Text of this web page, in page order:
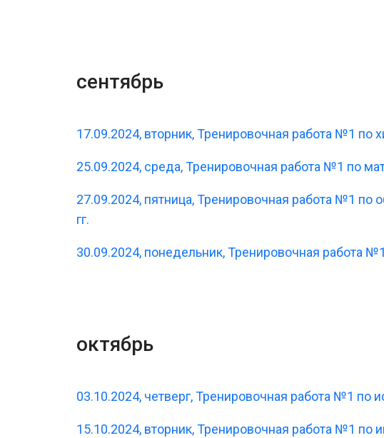
сентябрь
17.09.2024, вторник, Тренировочная работа №1 по
25.09.2024, среда, Тренировочная работа №1 по
27.09.2024, пятница, Тренировочная работа №1 по
гг.
30.09.2024, понедельник, Тренировочная работа
октябрь
03.10.2024, четверг, Тренировочная работа №1 по
15.10.2024, вторник, Тренировочная работа №1 по